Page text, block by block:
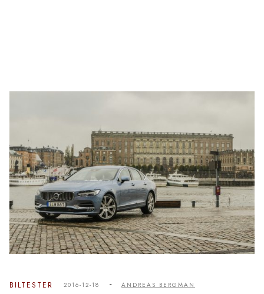
BILTESTER 2016-12-18 - ANDREAS BERGMAN